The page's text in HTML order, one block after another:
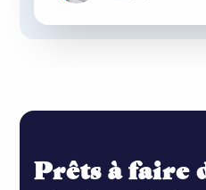
Prêts à faire